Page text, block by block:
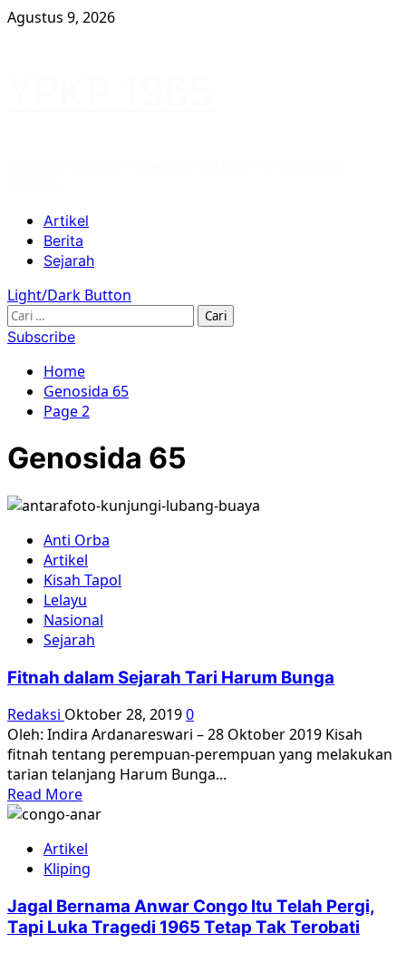
Skip
Agustus 9, 2026
Primary
Menu
Artikel
Berita
Sejarah
Light/Dark Button
Cari
untuk:
Subscribe
Home
Genosida 65
Page 2
Genosida 65
Anti Orba
Artikel
Kisah Tapol
Lelayu
Nasional
Sejarah
Fitnah dalam Sejarah Tari Harum Bunga
Redaksi Oktober 28, 20190
Oleh: Indira Ardanareswari – 28 Oktober 2019 Kisah
fitnah tentang perempuan-perempuan yang melakukan
tarian telanjang Harum Bunga...
Read MoreRead
more
Fitnah
dalam
Tari
Harum
Artikel
Kliping
Jagal Bernama Anwar Congo Itu Telah Pergi,
Tapi Luka Tragedi 1965 Tetap Tak Terobati